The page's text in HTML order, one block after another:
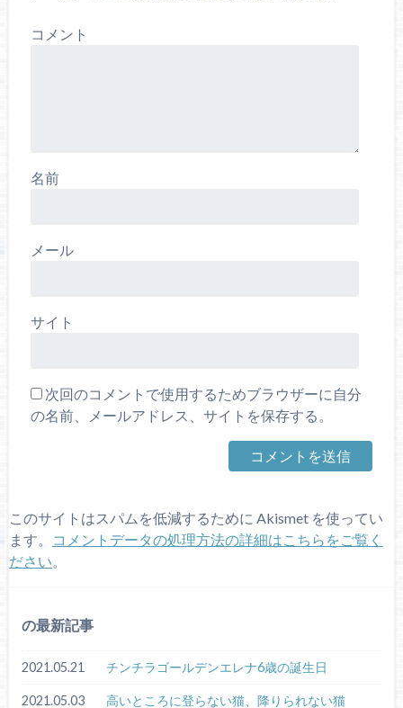
コメント
名前
メール
サイト
次回のコメントで使用するためブラウザーに自分
の名前、メールアドレス、サイトを保存する。
このサイトはスパムを低減するために Akismet を使ってい
ます。
コメントデータの処理方法の詳細はこちらをご覧く
ださい
の最新記事
2021.05.21 チンチラゴールデンエレナ6歳の誕生日
2021.05.03 高いところに登らない猫、降りられない猫